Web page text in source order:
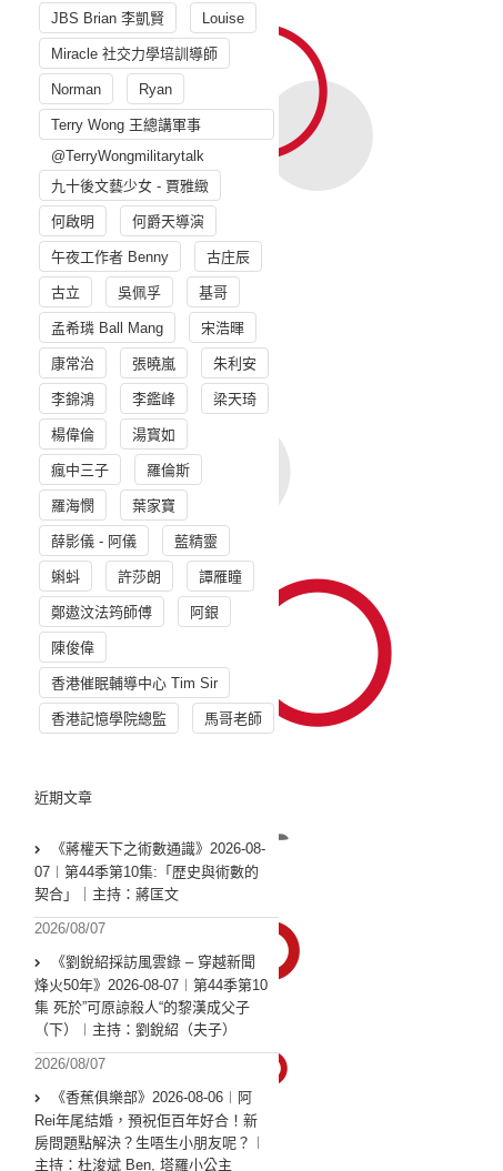
JBS Brian 李凱賢 Louise
Miracle 社交力學培訓導師
Norman Ryan
Terry Wong 王總講軍事
@TerryWongmilitarytalk
九十後文藝少女 - 賈雅緻
何啟明 何爵天導演
午夜工作者 Benny 古庄辰
古立 吳佩孚 基哥
孟希璘 Ball Mang 宋浩暉
康常治 張曉嵐 朱利安
李錦鴻 李鑑峰 梁天琦
楊偉倫 湯寳如
瘋中三子 羅倫斯
羅海憫 葉家寶
薛影儀 - 阿儀 藍精靈
蝌蚪 許莎朗 譚雁瞳
鄭遨汶法筠師傅 阿銀
陳俊偉
香港催眠輔導中心 Tim Sir
香港記憶學院總監 馬哥老師
近期文章
《蔣權天下之術數通識》2026-08-
07︱第44季第10集:「歴史與術數的
契合」｜主持：蔣匡文
2026/08/07
《劉銳紹採訪風雲錄 – 穿越新聞
烽火50年》2026-08-07︱第44季第10
集 死於”可原諒殺人“的黎漢成父子
（下）︱主持：劉銳紹（夫子）
2026/08/07
《香蕉俱樂部》2026-08-06︱阿
Rei年尾結婚，預祝佢百年好合！新
房問題點解決？生唔生小朋友呢？︱
主持：杜浚斌 Ben, 塔羅小公主